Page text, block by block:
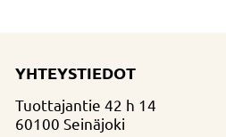
YHTEYSTIEDOT
Tuottajantie 42 h 14
60100 Seinäjoki